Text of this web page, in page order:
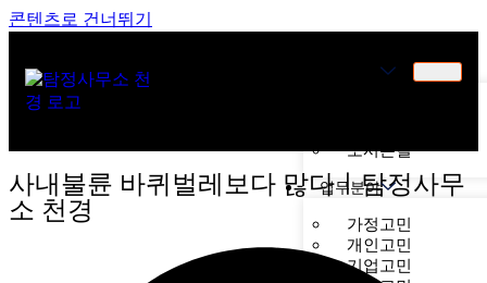
콘텐츠로 건너뛰기
오시는길
업무분야
가정고민
개인고민
기업고민
사내불륜 바퀴벌레보다 많다ㅣ탐정사무
소 천경